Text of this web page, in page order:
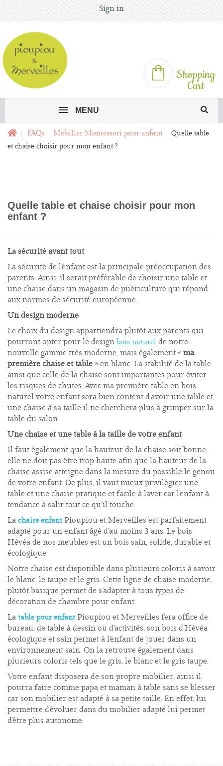
Sign in
Shopping
Cart
MENU
FAQs Mobilier Montessori pour enfant
Quelle table
et chaise choisir pour mon enfant ?
Quelle table et chaise choisir pour mon
enfant ?
La sécurité avant tout
La sécurité de l’enfant est la principale préoccupation des
parents. Ainsi, il serait préférable de choisir une table et
une chaise dans un magasin de puériculture qui répond
aux normes de sécurité européenne.
Un design moderne
Le choix du design appartiendra plutôt aux parents qui
pourront opter pour le design bois naturel de notre
nouvelle gamme très moderne, mais également « ma
première chaise et table » en blanc. La stabilité de la table
ainsi que celle de la chaise sont importantes pour éviter
les risques de chutes. Avec ma première table en bois
naturel votre enfant sera bien content d’avoir une table et
une chaise à sa taille il ne cherchera plus à grimper sur la
table du salon.
Une chaise et une table à la taille de votre enfant
Il faut également que la hauteur de la chaise soit bonne,
elle ne doit pas être trop haute afin que la hauteur de la
chaise assise atteigne dans la mesure du possible le genou
de votre enfant. De plus, il vaut mieux privilégier une
table et une chaise pratique et facile à laver car l’enfant à
tendance à salir tout ce qu’il touche.
La chaise enfant Pioupiou et Merveilles est parfaitement
adapté pour un enfant âgé d’au moins 3 ans. Le bois
Hévéa de nos meubles est un bois sain, solide, durable et
écologique.
Notre chaise est disponible dans plusieurs coloris à savoir
le blanc, le taupe et le gris. Cette ligne de chaise moderne,
plutôt basique permet de s’adapter à tous types de
décoration de chambre pour enfant.
La table pour enfant Pioupiou et Merveilles fera office de
bureau, de table à dessin ou d’activités, son bois d’Hévéa
écologique et sain permet à l’enfant de jouer dans un
environnement sain. On la retrouve également dans
plusieurs coloris tels que le gris, le blanc et le gris taupe.
Votre enfant disposera de son propre mobilier, ainsi il
pourra faire comme papa et maman à table sans se blesser
car son mobilier est adapté à sa petite taille. En effet, lui
permettre d’évoluer dans du mobilier adapté lui permet
d’être plus autonome.